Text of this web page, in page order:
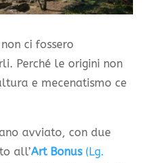
ci fossero
Perché le origini non
e mecenatismo ce
avviato, con due
all’Art Bonus (Lg.